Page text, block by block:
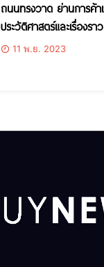
ถนนทรงวาด ย่านการค้า
ประวัติศาสตร์และเรื่องราว
11 พ.ย. 2023